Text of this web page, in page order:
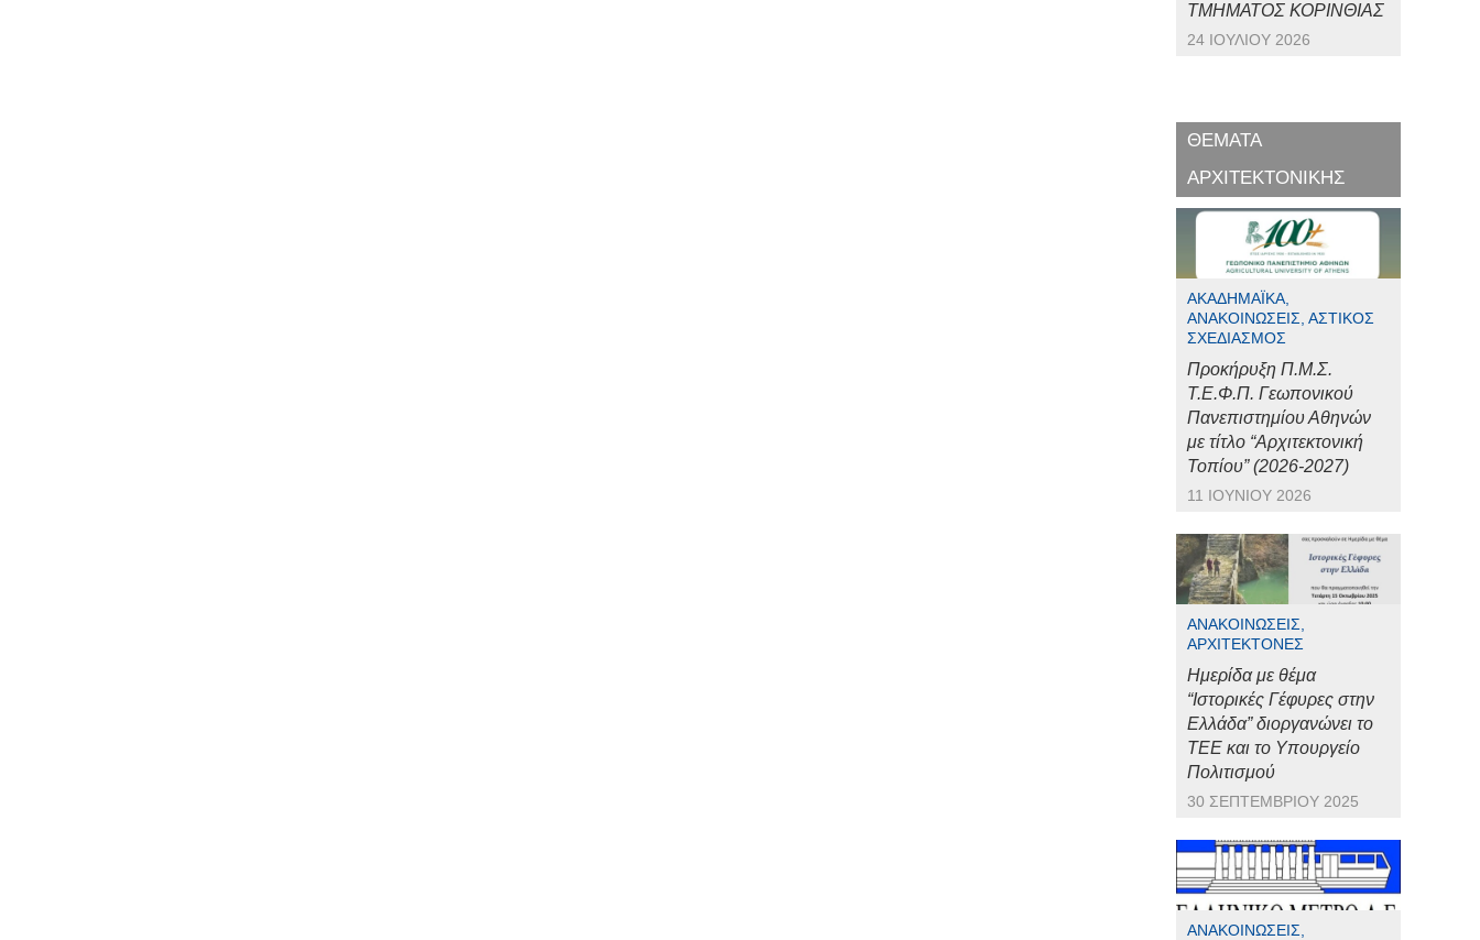
ΤΜΗΜΑΤΟΣ ΚΟΡΙΝΘΙΑΣ
24 ΙΟΥΛΊΟΥ 2026
ΘΕΜΑΤΑ
ΑΡΧΙΤΕΚΤΟΝΙΚΗΣ
ΑΚΑΔΗΜΑΪΚΆ,
ΑΝΑΚΟΙΝΏΣΕΙΣ, ΑΣΤΙΚΌΣ
ΣΧΕΔΙΑΣΜΌΣ
Προκήρυξη Π.Μ.Σ.
Τ.Ε.Φ.Π. Γεωπονικού
Πανεπιστημίου Αθηνών
με τίτλο “Αρχιτεκτονική
Τοπίου” (2026-2027)
11 ΙΟΥΝΊΟΥ 2026
ΑΝΑΚΟΙΝΏΣΕΙΣ,
ΑΡΧΙΤΈΚΤΟΝΕΣ
Ημερίδα με θέμα
“Ιστορικές Γέφυρες στην
Ελλάδα” διοργανώνει το
ΤΕΕ και το Υπουργείο
Πολιτισμού
30 ΣΕΠΤΕΜΒΡΊΟΥ 2025
ΑΝΑΚΟΙΝΏΣΕΙΣ,